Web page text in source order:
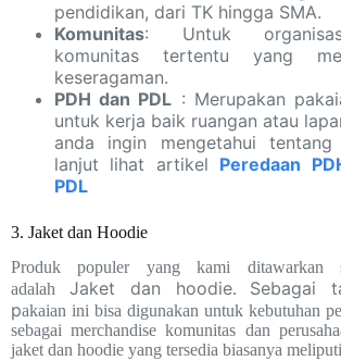
pendidikan, dari TK hingga SMA.
Komunitas: Untuk
komunitas tertentu yang
keseragaman.
PDH dan PDL : Merupakan
untuk kerja baik ruangan atau
anda ingin mengetahui
lanjut lihat artikel Peredaan
PDL
3. Jaket dan Hoodie
Produk populer yang kami ditawarkan
adalah Jaket dan hoodie. Sebagai
pakaian ini bisa digunakan untuk kebutuhan
sebagai merchandise komunitas dan
jaket dan hoodie yang tersedia biasanya